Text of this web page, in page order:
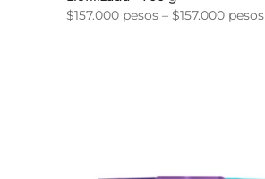
$157.000 pesos – $157.000 pesos